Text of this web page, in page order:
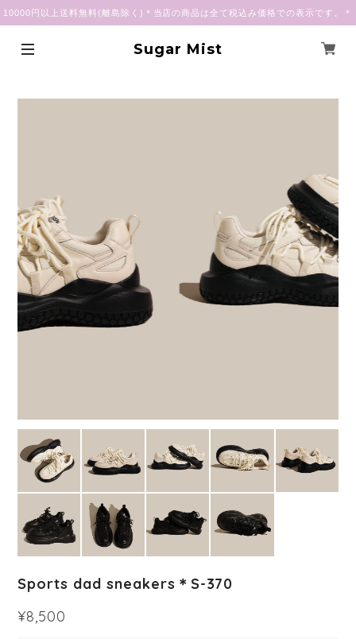
10000円以上送料無料(離島除く)＊当店の商品は全て税込み価格での表示です。＊
Sugar Mist
Sports dad sneakers＊S-370
¥8,500